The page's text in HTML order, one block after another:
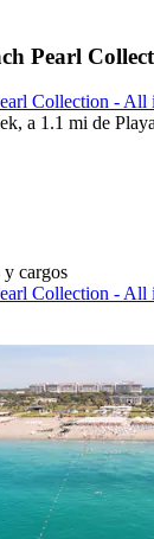
Pearl
Collection - All
a 1.1 mi de
y cargos
Collection - All